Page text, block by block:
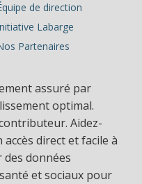
de direction
Labarge
Partenaires
assuré par
optimal.
Aidez-
direct et facile à
données
et sociaux pour